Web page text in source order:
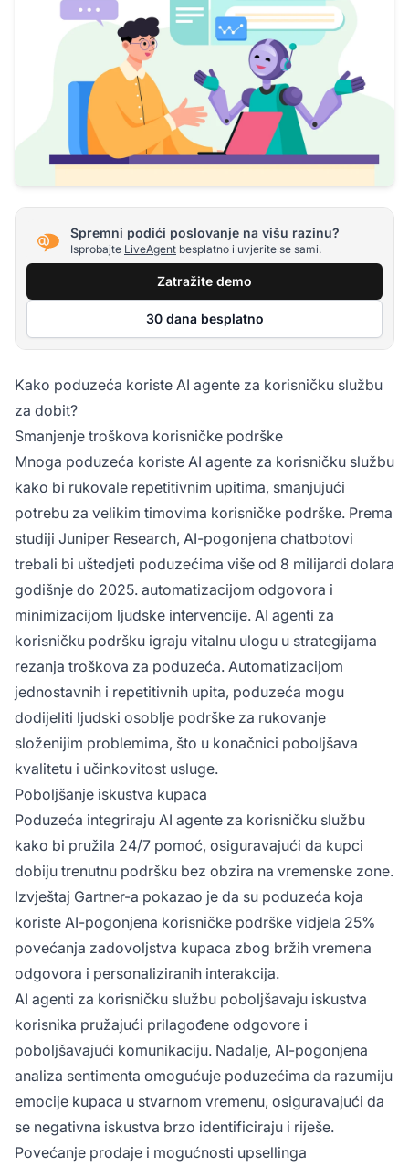
Spremni podići poslovanje na višu razinu?
Isprobajte LiveAgent besplatno i uvjerite se sami.
Zatražite demo
30 dana besplatno
Kako poduzeća koriste AI agente za korisničku službu
za dobit?
Smanjenje troškova korisničke podrške
Mnoga poduzeća koriste AI agente za korisničku službu
kako bi rukovale repetitivnim upitima, smanjujući
potrebu za velikim timovima korisničke podrške. Prema
studiji Juniper Research, AI-pogonjena chatbotovi
trebali bi uštedjeti poduzećima više od 8 milijardi dolara
godišnje do 2025. automatizacijom odgovora i
minimizacijom ljudske intervencije. AI agenti za
korisničku podršku igraju vitalnu ulogu u strategijama
rezanja troškova za poduzeća. Automatizacijom
jednostavnih i repetitivnih upita, poduzeća mogu
dodijeliti ljudski osoblje podrške za rukovanje
složenijim problemima, što u konačnici poboljšava
kvalitetu i učinkovitost usluge.
Poboljšanje iskustva kupaca
Poduzeća integriraju AI agente za korisničku službu
kako bi pružila 24/7 pomoć, osiguravajući da kupci
dobiju trenutnu podršku bez obzira na vremenske zone.
Izvještaj Gartner-a pokazao je da su poduzeća koja
koriste AI-pogonjena korisničke podrške vidjela 25%
povećanja zadovoljstva kupaca zbog bržih vremena
odgovora i personaliziranih interakcija.
AI agenti za korisničku službu poboljšavaju iskustva
korisnika pružajući prilagođene odgovore i
poboljšavajući komunikaciju. Nadalje, AI-pogonjena
analiza sentimenta omogućuje poduzećima da razumiju
emocije kupaca u stvarnom vremenu, osiguravajući da
se negativna iskustva brzo identificiraju i riješe.
Povećanje prodaje i mogućnosti upsellinga